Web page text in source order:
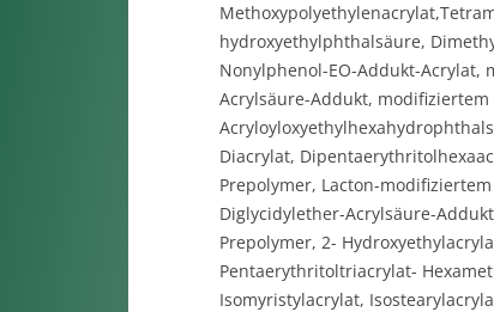
hydroxyethylphthalsäure,
Nonylphenol-EO-Addukt-Acrylat,
Acrylsäure-Addukt,
Diacrylat,
Prepolymer, Lacton-
Diglycidylether-Acrylsäure-
Prepolymer, 2-
Pentaerythritoltriacrylat-
Isomyristylacrylat,